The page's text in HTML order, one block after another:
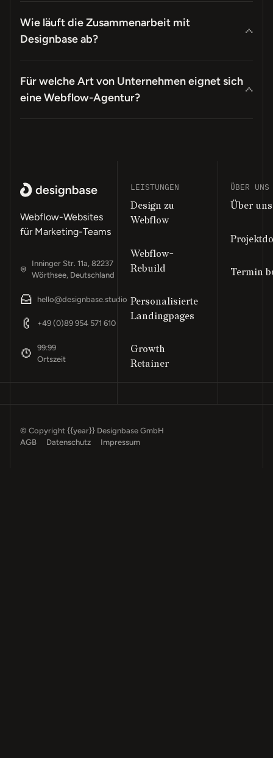
Wie läuft die Zusammenarbeit mit
Designbase ab?
Für welche Art von Unternehmen eignet sich
eine Webflow-Agentur?
Fußzeile
Webflow-Websites
für Marketing-Teams
Inninger Str. 11a, 82237
Wörthsee, Deutschland
hello@designbase.studio
+49 (0)89 954 571 610
99:99
Ortszeit
LEISTUNGEN
Design zu
Webflow
Webflow-
Rebuild
Personalisierte
Landingpages
Growth
Retainer
ÜBER UNS
Über uns
Termin
© Copyright{{year}} Designbase GmbH
AGB
Datenschutz Impressum